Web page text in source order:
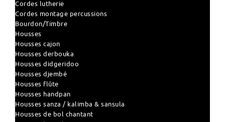
Cordes lutherie
Cordes montage percussions
Bourdon/Timbre
Housses
Housses cajon
Housses derbouka
Housses didgeridoo
Housses djembé
Housses flûte
Housses handpan
Housses sanza / kalimba & sansula
Housses de bol chantant